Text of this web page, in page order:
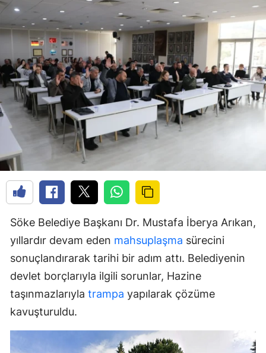
Söke Belediye Başkanı Dr. Mustafa İberya Arıkan,
yıllardır devam eden mahsuplaşma sürecini
sonuçlandırarak tarihi bir adım attı. Belediyenin
devlet borçlarıyla ilgili sorunlar, Hazine
taşınmazlarıyla trampa yapılarak çözüme
kavuşturuldu.